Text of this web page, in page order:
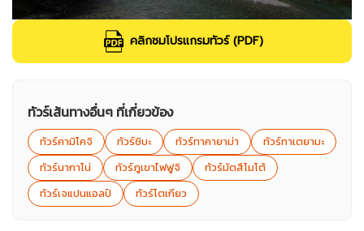
คลิกชมโปรแกรมทัวร์ (PDF)
ทัวร์เส้นทางอื่นๆ ที่เกี่ยวข้อง
ทัวร์คามิโคจิ ทัวร์ชิบะ ทัวร์ทาคายาม่า
ทัวร์ทาเตยามะ
ทัวร์นากาโน่
ทัวร์ภูเขาไฟฟูจิ
ทัวร์มัตสึโมโต้
ทัวร์เจแปนแอลป์
ทัวร์โตเกียว